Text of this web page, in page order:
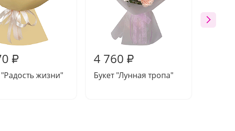
₽
"Радость жизни"
4 760 ₽
Букет "Лунная тропа"